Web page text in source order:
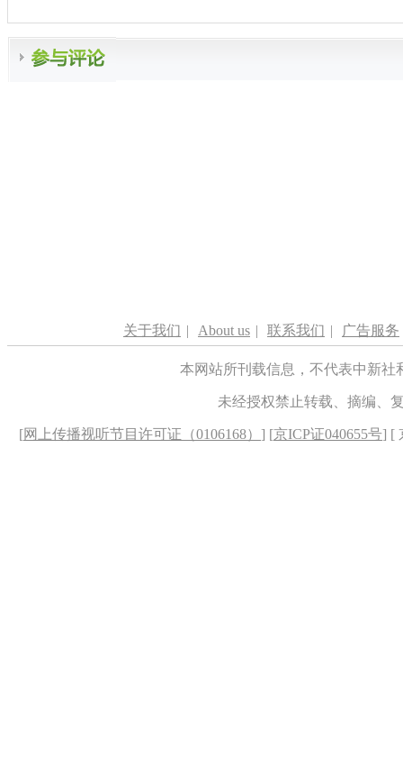
关于我们 | About us | 联系我们 | 广告服务
本网站所刊载信息，不代表中新
未经授权禁止转载、摘编、
[网上传播视听节目许可证（0106168） ] [京ICP证040655号] [